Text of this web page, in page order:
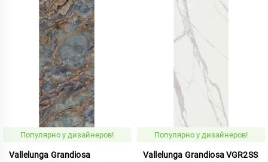
Популярно у дизайнеров!
Vallelunga Grandiosa
Популярно у дизайнеров!
Vallelunga Grandiosa VGR2SS